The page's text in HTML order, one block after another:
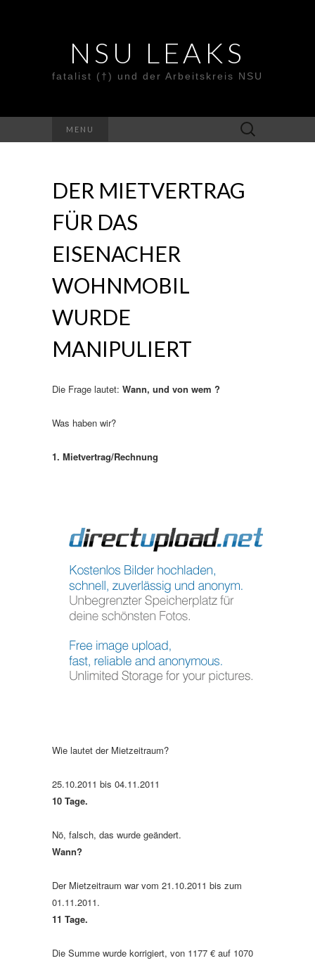
NSU LEAKS
fatalist (†) und der Arbeitskreis NSU
MENU
Suche
nach:
DER MIETVERTRAG
FÜR DAS
EISENACHER
WOHNMOBIL
WURDE
MANIPULIERT
Die Frage lautet: Wann, und von wem ?
Was haben wir?
1. Mietvertrag/Rechnung
Wie lautet der Mietzeitraum?
25.10.2011 bis 04.11.2011
10 Tage.
Nö, falsch, das wurde geändert.
Wann?
Der Mietzeitraum war vom 21.10.2011 bis zum
01.11.2011.
11 Tage.
Die Summe wurde korrigiert, von 1177 € auf 1070